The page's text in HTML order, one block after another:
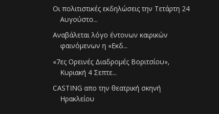
Οι πολιτιστικές εκδηλώσεις την Τετάρτη 24
Αυγούστο...
Αναβάλεται λόγο έντονων καιρικών
φαινόμενων η «Eκδ...
«7ες Ορεινές Διαδρομές Βοριτσίου»,
Κυριακή 4 Σεπτε...
CASTING απο την θεατρική σκηνή
Ηρακλείου